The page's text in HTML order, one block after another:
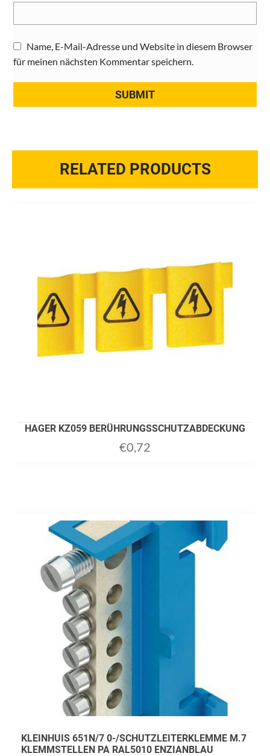
Name, E-Mail-Adresse und Website in diesem Browser
für meinen nächsten Kommentar speichern.
RELATED PRODUCTS
HAGER KZ059 BERÜHRUNGSSCHUTZABDECKUNG
€0,72
KLEINHUIS 651N/7 0-/SCHUTZLEITERKLEMME M.7
KLEMMSTELLEN PA RAL5010 ENZIANBLAU